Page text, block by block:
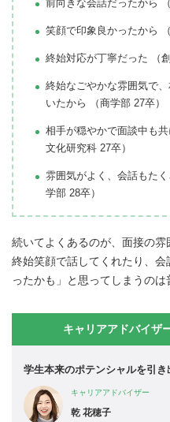
前向きな会話だったから
笑顔で印象良かったから
終始対応が丁寧だった （
終始なごやかな雰囲気で
いたから （商学部 27卒）
相手が穏やかで面談中も
文化研究科 27卒）
雰囲気がよく、会話もた
学部 28卒）
続いてよくあるのが、面接の
終始笑顔で話してくれたり、
ったかも」と思ってしまうのは
キャリアアドバイザ
学生本来のポテンシャルを引
キャリアアドバイザー
乾 花穂子